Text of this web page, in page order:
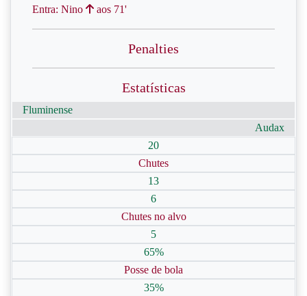
Entra: Nino
aos 71'
Penalties
Estatísticas
Fluminense
Audax
20
Chutes
13
6
Chutes no alvo
5
65%
Posse de bola
35%